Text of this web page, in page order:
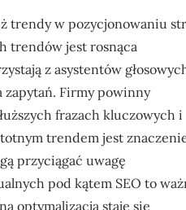
trendy w pozycjonowaniu
trendów jest rosnąca
z asystentów
zapytań. Firmy powinny
frazach kluczowych i
trendem jest
przyciągać uwagę
pod kątem SEO to
optymalizacja staje się